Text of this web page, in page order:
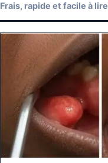
Frais, rapide et facile à lire